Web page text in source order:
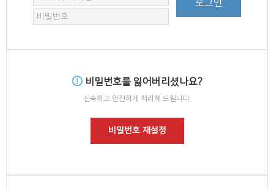
비밀번호를 잃어버리셨나요?
신속하고 안전하게 처리해 드립니다.
비밀번호 재설정